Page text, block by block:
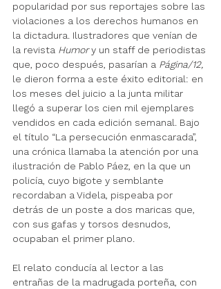
popularidad por sus reportajes sobre las
violaciones a los derechos humanos en
la dictadura. Ilustradores que venían de
la revista Humor y un staff de periodistas
que, poco después, pasarían a Página/12,
le dieron forma a este éxito editorial: en
los meses del juicio a la junta militar
llegó a superar los cien mil ejemplares
vendidos en cada edición semanal. Bajo
el título “La persecución enmascarada”,
una crónica llamaba la atención por una
ilustración de Pablo Páez, en la que un
policía, cuyo bigote y semblante
recordaban a Videla, pispeaba por
detrás de un poste a dos maricas que,
con sus gafas y torsos desnudos,
ocupaban el primer plano.
El relato conducía al lector a las
entrañas de la madrugada porteña, con